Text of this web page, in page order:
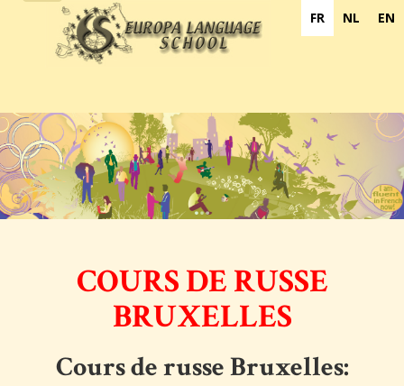
EN
NL
FR
navigation
COURS DE RUSSE
BRUXELLES
Cours de russe Bruxelles: